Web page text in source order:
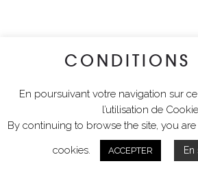
CONDITIONS
En poursuivant votre navigation sur
l’utilisation de
By continuing to browse the site, you
cookies.
ACCEPTER